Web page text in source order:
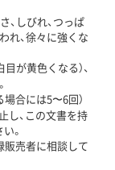
、しびれ、つっぱ
れ、徐々に強くな
目が黄色くなる）、
合には5〜6回）
し、この文書を持
。
販売者に相談して